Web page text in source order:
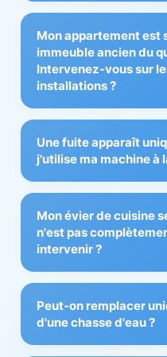
généralement
déterminer la méthode
adaptée.
Mon appartement est
immeuble ancien du
Intervenez-vous sur
installations ?
installations
anciennes ou des
à entretenir.
Une fuite apparaît
j'utilise ma machine à
du flexible, du siphon
Un contrôle permet
Mon évier de cuisine
n'est pas
intervenir ?
d'un début
Une intervention
Peut-on remplacer
d'une chasse d'eau ?